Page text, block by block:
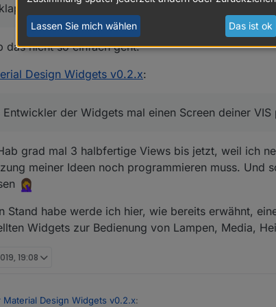
leider noch nicht.
das nicht so einfach geht.
Design Widgets v0.2.x:
der Widgets mal einen Screen deiner VIS
grad mal 3 halbfertige Views bis jetzt, weil ich
meiner Ideen noch programmieren muss. Und
Stand habe werde ich hier, wie bereits erwähnt,
Widgets zur Bedienung von Lampen, Media,
19:08
Material Design Widgets v0.2.x:
Lassen Sie mich wählen Das ist ok